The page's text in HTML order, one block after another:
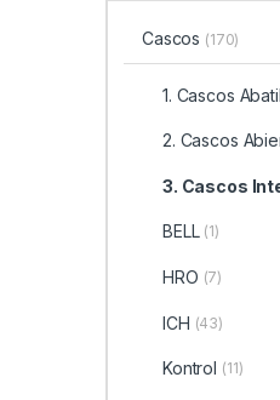
Cascos (170)
1. Cascos
2. Cascos
3. Cascos
BELL (1)
HRO (7)
ICH (43)
Kontrol (11)